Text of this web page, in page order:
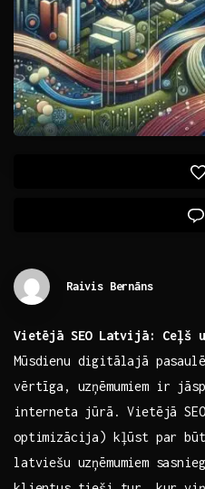
Raivis Bernāns
Vietējā SEO ⁢Latvijā: Ceļš
Mūsdienu digitālajā
vērtīga, uzņēmumiem ir
interneta‍ jūrā. Vietējā SEO
optimizācija) kļūst par
latviešu uzņēmumiem⁣